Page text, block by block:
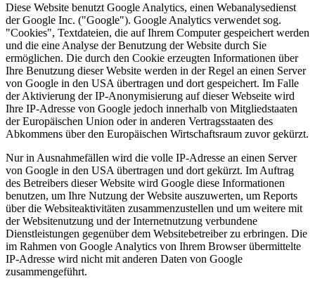
Diese Website benutzt Google Analytics, einen Webanalysedienst
der Google Inc. ("Google"). Google Analytics verwendet sog.
"Cookies", Textdateien, die auf Ihrem Computer gespeichert werden
und die eine Analyse der Benutzung der Website durch Sie
ermöglichen. Die durch den Cookie erzeugten Informationen über
Ihre Benutzung dieser Website werden in der Regel an einen Server
von Google in den USA übertragen und dort gespeichert. Im Falle
der Aktivierung der IP-Anonymisierung auf dieser Webseite wird
Ihre IP-Adresse von Google jedoch innerhalb von Mitgliedstaaten
der Europäischen Union oder in anderen Vertragsstaaten des
Abkommens über den Europäischen Wirtschaftsraum zuvor gekürzt.
Nur in Ausnahmefällen wird die volle IP-Adresse an einen Server
von Google in den USA übertragen und dort gekürzt. Im Auftrag
des Betreibers dieser Website wird Google diese Informationen
benutzen, um Ihre Nutzung der Website auszuwerten, um Reports
über die Websiteaktivitäten zusammenzustellen und um weitere mit
der Websitenutzung und der Internetnutzung verbundene
Dienstleistungen gegenüber dem Websitebetreiber zu erbringen. Die
im Rahmen von Google Analytics von Ihrem Browser übermittelte
IP-Adresse wird nicht mit anderen Daten von Google
zusammengeführt.